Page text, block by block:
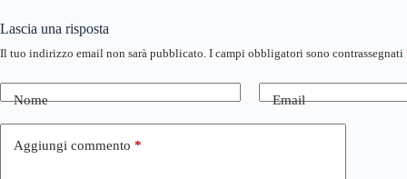
Lascia una risposta
Il tuo indirizzo email non sarà pubblicato. I campi obbligatori sono contrassegnati
Nome Email
Aggiungi commento *